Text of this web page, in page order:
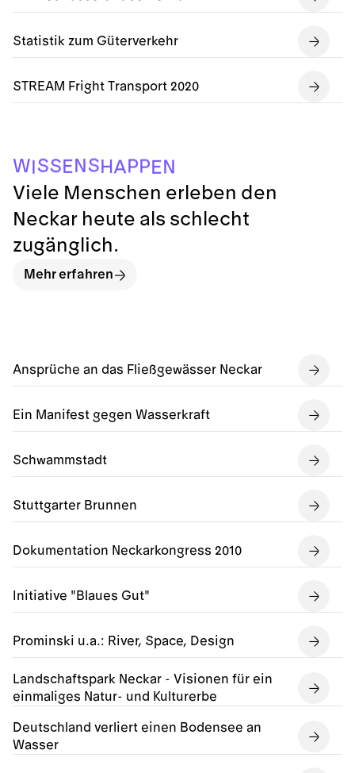
Statistik zum Güterverkehr
STREAM Fright Transport 2020
Ansprüche an das Fließgewässer Neckar
Ein Manifest gegen Wasserkraft
Schwammstadt
Stuttgarter Brunnen
Dokumentation Neckarkongress 2010
Initiative "Blaues Gut"
Prominski u.a.: River, Space, Design
Landschaftspark Neckar - Visionen für ein
einmaliges Natur- und Kulturerbe
Deutschland verliert einen Bodensee an
Wasser
WISS ENS H APPEN
Viele Menschen erleben den
Neckar heute als schlecht
zugänglich.
Mehr erfahren